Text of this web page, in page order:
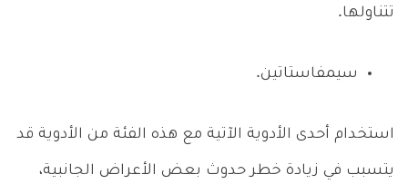
تتناولها.
سيمفاستاتين.
استخدام أحدى الأدوية الآتية مع هذه الفئة من الأدوية قد
يتسبب في زيادة خطر حدوث بعض الأعراض الجانبية،